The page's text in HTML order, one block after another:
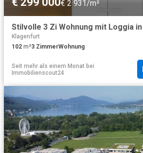
€ 2 931/m²
Klagenfurt
102 m²3 ZimmerWohnung
Seit mehr als einem Monat bei
Immobilienscout24